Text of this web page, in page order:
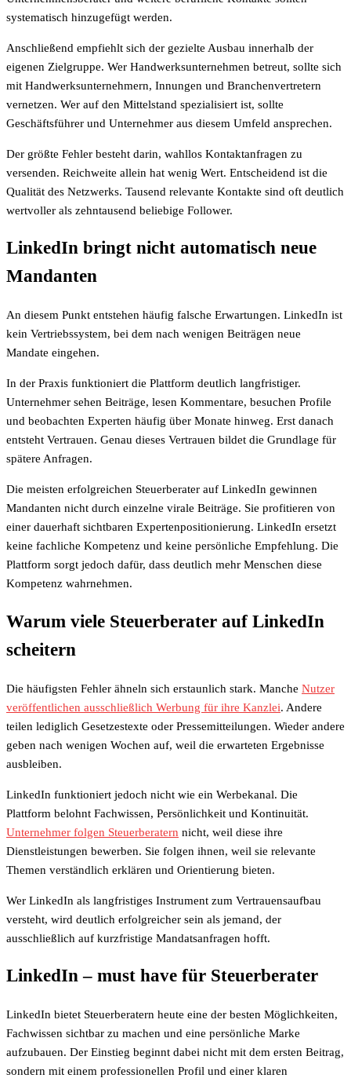
systematisch hinzugefügt werden.
Anschließend empfiehlt sich der gezielte Ausbau innerhalb der
eigenen Zielgruppe. Wer Handwerksunternehmen betreut, sollte sich
mit Handwerksunternehmern, Innungen und Branchenvertretern
vernetzen. Wer auf den Mittelstand spezialisiert ist, sollte
Geschäftsführer und Unternehmer aus diesem Umfeld ansprechen.
Der größte Fehler besteht darin, wahllos Kontaktanfragen zu
versenden. Reichweite allein hat wenig Wert. Entscheidend ist die
Qualität des Netzwerks. Tausend relevante Kontakte sind oft deutlich
wertvoller als zehntausend beliebige Follower.
LinkedIn bringt nicht automatisch neue
Mandanten
An diesem Punkt entstehen häufig falsche Erwartungen. LinkedIn ist
kein Vertriebssystem, bei dem nach wenigen Beiträgen neue
Mandate eingehen.
In der Praxis funktioniert die Plattform deutlich langfristiger.
Unternehmer sehen Beiträge, lesen Kommentare, besuchen Profile
und beobachten Experten häufig über Monate hinweg. Erst danach
entsteht Vertrauen. Genau dieses Vertrauen bildet die Grundlage für
spätere Anfragen.
Die meisten erfolgreichen Steuerberater auf LinkedIn gewinnen
Mandanten nicht durch einzelne virale Beiträge. Sie profitieren von
einer dauerhaft sichtbaren Expertenpositionierung. LinkedIn ersetzt
keine fachliche Kompetenz und keine persönliche Empfehlung. Die
Plattform sorgt jedoch dafür, dass deutlich mehr Menschen diese
Kompetenz wahrnehmen.
Warum viele Steuerberater auf LinkedIn
scheitern
Die häufigsten Fehler ähneln sich erstaunlich stark. Manche Nutzer
veröffentlichen ausschließlich Werbung für ihre Kanzlei. Andere
teilen lediglich Gesetzestexte oder Pressemitteilungen. Wieder andere
geben nach wenigen Wochen auf, weil die erwarteten Ergebnisse
ausbleiben.
LinkedIn funktioniert jedoch nicht wie ein Werbekanal. Die
Plattform belohnt Fachwissen, Persönlichkeit und Kontinuität.
Unternehmer folgen Steuerberatern nicht, weil diese ihre
Dienstleistungen bewerben. Sie folgen ihnen, weil sie relevante
Themen verständlich erklären und Orientierung bieten.
Wer LinkedIn als langfristiges Instrument zum Vertrauensaufbau
versteht, wird deutlich erfolgreicher sein als jemand, der
ausschließlich auf kurzfristige Mandatsanfragen hofft.
LinkedIn – must have für Steuerberater
LinkedIn bietet Steuerberatern heute eine der besten Möglichkeiten,
Fachwissen sichtbar zu machen und eine persönliche Marke
aufzubauen. Der Einstieg beginnt dabei nicht mit dem ersten Beitrag,
sondern mit einem professionellen Profil und einer klaren